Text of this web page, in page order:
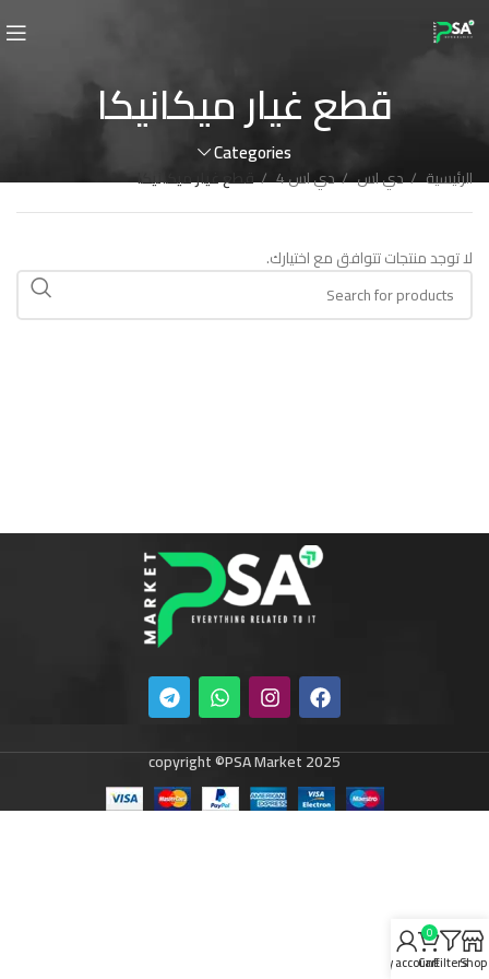
قطع غيار ميكانيكا
Categories
الرئيسية دي اس دي اس 4 قطع غيار ميكانيكا
لا توجد منتجات تتوافق مع اختيارك.
copyright ©PSA Market 2025
Shop
Filters
0
Cart
My account